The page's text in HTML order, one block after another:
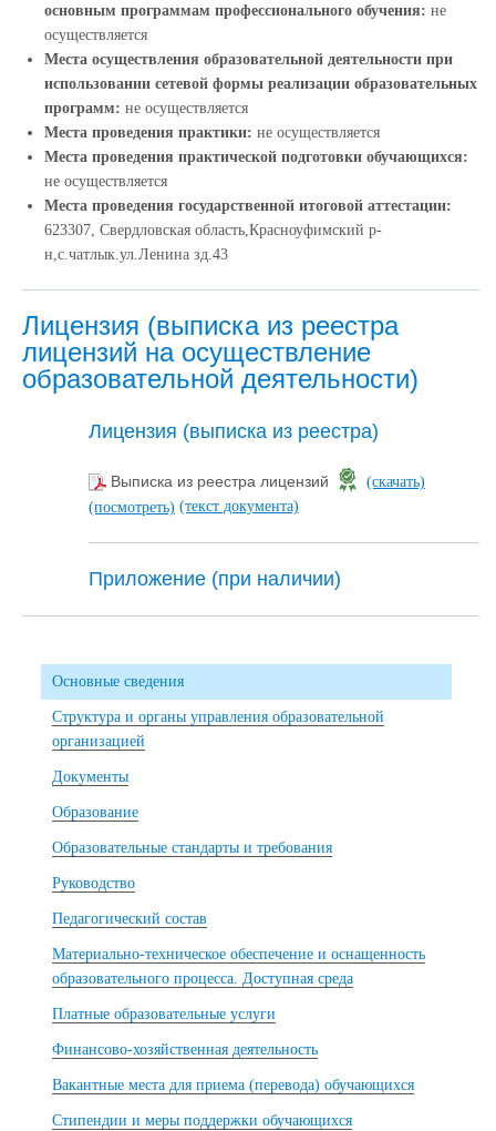
основным программам профессионального обучения: не
осуществляется
Места осуществления образовательной деятельности при
использовании сетевой формы реализации образовательных
программ: не осуществляется
Места проведения практики: не осуществляется
Места проведения практической подготовки обучающихся:
не осуществляется
Места проведения государственной итоговой аттестации:
623307, Свердловская область,Красноуфимский р-
н,с.чатлык.ул.Ленина зд.43
Лицензия (выписка из реестра
лицензий на осуществление
образовательной деятельности)
Лицензия (выписка из реестра)
Выписка из реестра лицензий
(скачать)
(посмотреть) (текст документа)
Приложение (при наличии)
Основные сведения
Структура и органы управления образовательной
организацией
Документы
Образование
Образовательные стандарты и требования
Руководство
Педагогический состав
Материально-техническое обеспечение и оснащенность
образовательного процесса. Доступная среда
Платные образовательные услуги
Финансово-хозяйственная деятельность
Вакантные места для приема (перевода) обучающихся
Стипендии и меры поддержки обучающихся